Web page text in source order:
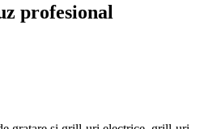
profesional